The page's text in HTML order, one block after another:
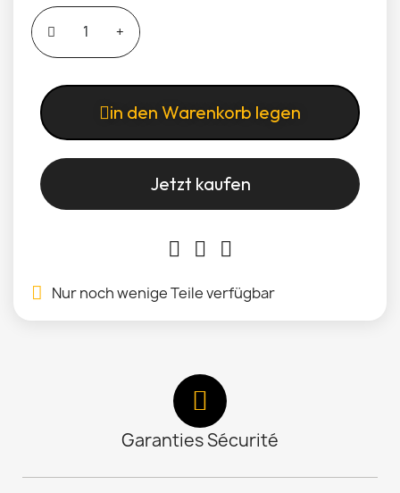
in den Warenkorb legen
Jetzt kaufen
Nur noch wenige Teile verfügbar
Garanties Sécurité